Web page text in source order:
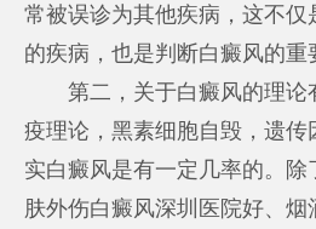
常被误诊为其他疾病，这不仅
的疾病，也是判断白癜风的重
第二，关于白癜风的理论
疫理论，黑素细胞自毁，遗
实白癜风是有一定几率的。除
肤外伤白癜风深圳医院好、烟